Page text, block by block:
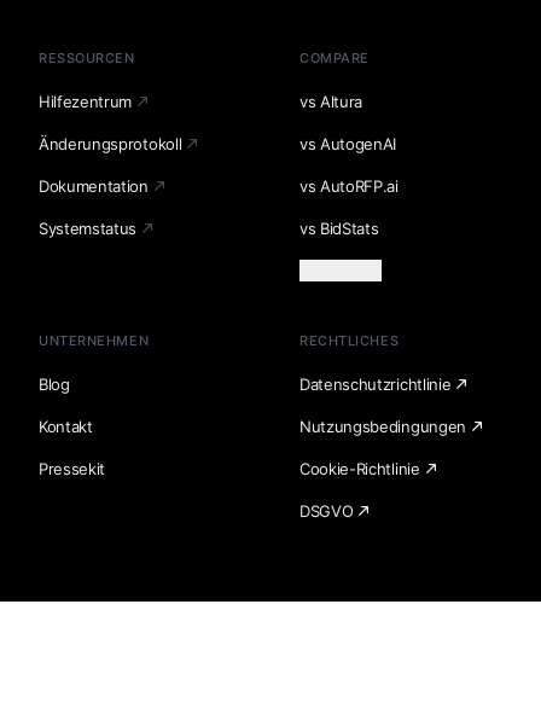
RESSOURCEN
Hilfezentrum
Änderungsprotokoll
Dokumentation
Systemstatus
COMPARE
vs Altura
vs AutogenAI
vs AutoRFP.ai
vs BidStats
UNTERNEHMEN
Blog
Kontakt
Pressekit
RECHTLICHES
Datenschutzrichtlinie
Nutzungsbedingungen
Cookie-Richtlinie
DSGVO